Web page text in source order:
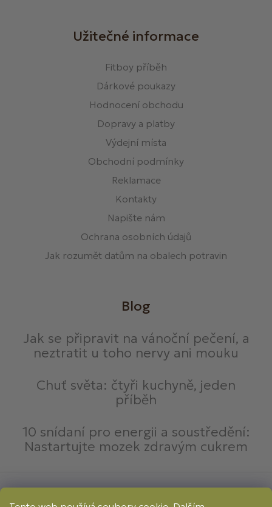
Užitečné informace
Fitboy příběh
Dárkové poukazy
Hodnocení obchodu
Dopravy a platby
Výdejní místa
Obchodní podmínky
Reklamace
Kontakty
Napište nám
Ochrana osobních údajů
Jak rozumět datům na obalech potravin
Blog
Jak se připravit na vánoční pečení, a
neztratit u toho nervy ani mouku
Chuť světa: čtyři kuchyně, jeden
příběh
10 snídaní pro energii a soustředění:
Nastartujte mozek zdravým cukrem